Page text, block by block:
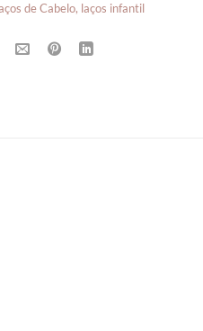
de Cabelo, laços infantil